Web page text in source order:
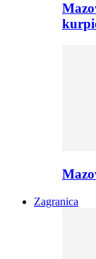
Zagranica